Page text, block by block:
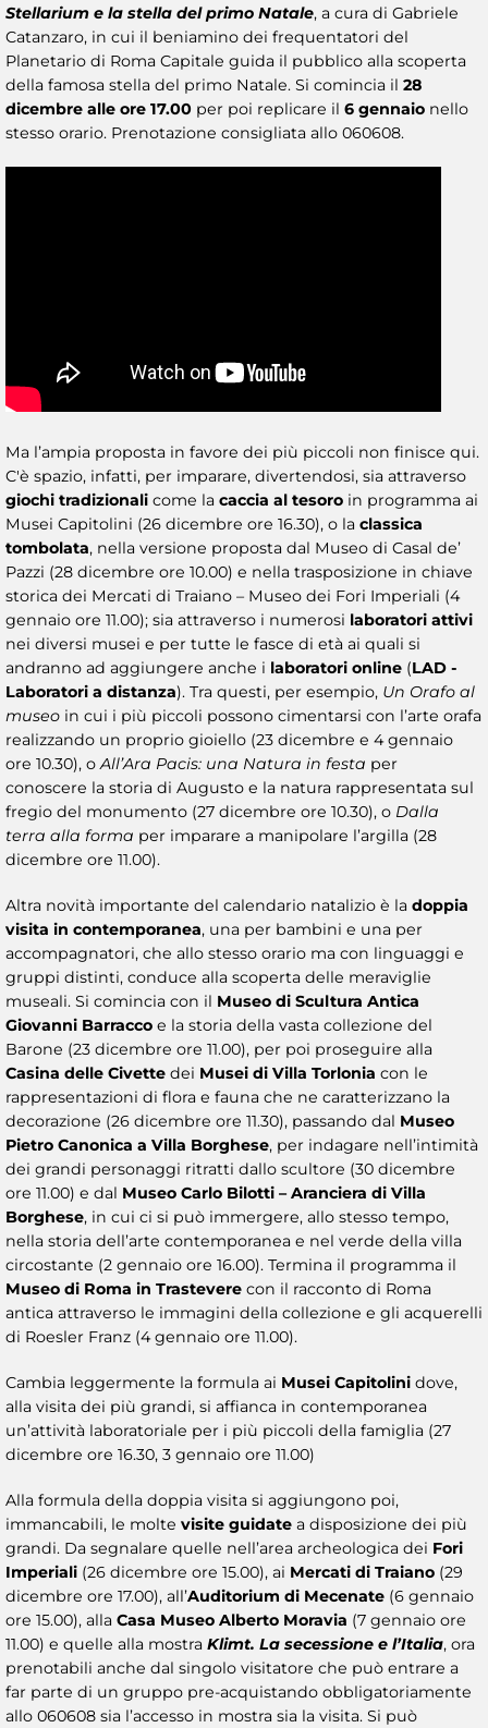
Stellarium e la stella del primo Natale, a cura di Gabriele
Catanzaro, in cui il beniamino dei frequentatori del
Planetario di Roma Capitale guida il pubblico alla scoperta
della famosa stella del primo Natale. Si comincia il 28
dicembre alle ore 17.00 per poi replicare il 6 gennaio nello
stesso orario. Prenotazione consigliata allo 060608.
Ma l’ampia proposta in favore dei più piccoli non finisce qui.
C'è spazio, infatti, per imparare, divertendosi, sia attraverso
giochi tradizionali come la caccia al tesoro in programma ai
Musei Capitolini (26 dicembre ore 16.30), o la classica
tombolata, nella versione proposta dal Museo di Casal de’
Pazzi (28 dicembre ore 10.00) e nella trasposizione in chiave
storica dei Mercati di Traiano – Museo dei Fori Imperiali (4
gennaio ore 11.00); sia attraverso i numerosi laboratori attivi
nei diversi musei e per tutte le fasce di età ai quali si
andranno ad aggiungere anche i laboratori online (LAD -
Laboratori a distanza). Tra questi, per esempio, Un Orafo al
museo in cui i più piccoli possono cimentarsi con l’arte orafa
realizzando un proprio gioiello (23 dicembre e 4 gennaio
ore 10.30), oAll’Ara Pacis: una Natura in festa per
conoscere la storia di Augusto e la natura rappresentata sul
fregio del monumento (27 dicembre ore 10.30), o Dalla
terra alla forma per imparare a manipolare l’argilla (28
dicembre ore 11.00).
Altra novità importante del calendario natalizio è la doppia
visita in contemporanea, una per bambini e una per
accompagnatori, che allo stesso orario ma con linguaggi e
gruppi distinti, conduce alla scoperta delle meraviglie
museali. Si comincia con il Museo di Scultura Antica
Giovanni Barracco e la storia della vasta collezione del
Barone (23 dicembre ore 11.00), per poi proseguire alla
Casina delle Civette dei Musei di Villa Torlonia con le
rappresentazioni di flora e fauna che ne caratterizzano la
decorazione (26 dicembre ore 11.30), passando dal Museo
Pietro Canonica a Villa Borghese, per indagare nell’intimità
dei grandi personaggi ritratti dallo scultore (30 dicembre
ore 11.00) e dal Museo Carlo Bilotti – Aranciera di Villa
Borghese, in cui ci si può immergere, allo stesso tempo,
nella storia dell’arte contemporanea e nel verde della villa
circostante (2 gennaio ore 16.00). Termina il programma il
Museo di Roma in Trastevere con il racconto di Roma
antica attraverso le immagini della collezione e gli acquerelli
di Roesler Franz (4 gennaio ore 11.00).
Cambia leggermente la formula ai Musei Capitolini dove,
alla visita dei più grandi, si affianca in contemporanea
un’attività laboratoriale per i più piccoli della famiglia (27
dicembre ore 16.30, 3 gennaio ore 11.00)
Alla formula della doppia visita si aggiungono poi,
immancabili, le molte visite guidate a disposizione dei più
grandi. Da segnalare quelle nell’area archeologica dei Fori
Imperiali (26 dicembre ore 15.00), ai Mercati di Traiano (29
dicembre ore 17.00), all’Auditorium di Mecenate (6 gennaio
ore 15.00), alla Casa Museo Alberto Moravia (7 gennaio ore
11.00) e quelle alla mostra Klimt. La secessione e l’Italia, ora
prenotabili anche dal singolo visitatore che può entrare a
far parte di un gruppo pre-acquistando obbligatoriamente
allo 060608 sia l’accesso in mostra sia la visita. Si può